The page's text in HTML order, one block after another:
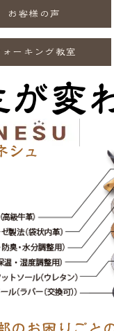
お客様の声
ォーキング教室
が変
シュ